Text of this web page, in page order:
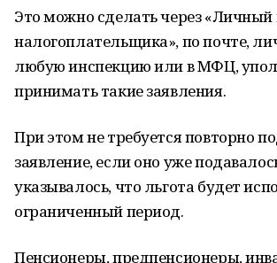
Это можно сделать через «Личный
налогоплательщика», по почте,
любую инспекцию или в МФЦ,
принимать такие заявления.
При этом не требуется повторно
заявление, если оно уже
указывалось, что льгота будет
ограниченный период.
Пенсионеры, предпенсионеры,